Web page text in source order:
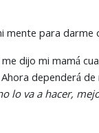
mente para darme
me dijo mi mamá
dependerá
lo va a hacer,